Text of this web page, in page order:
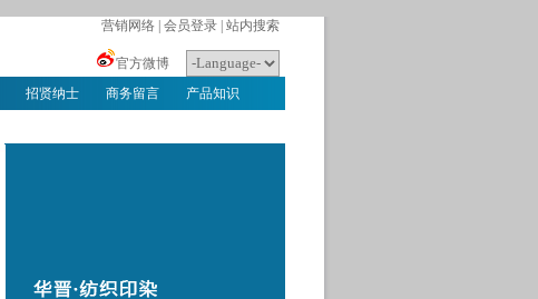
营销网络 会员登录 站内搜索
官方微博
招贤纳士 商务留言 产品知识